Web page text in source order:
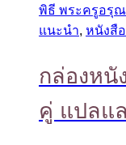
พิธี พระครูอรุ
แนะนำ, หนังสื
กล่องหนั
คู่ แปลแ